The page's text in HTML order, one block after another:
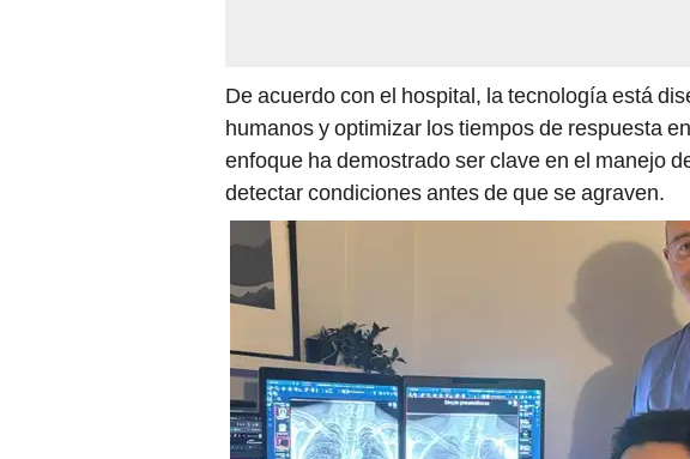
De acuerdo con el hospital, la tecnología está
humanos y optimizar los tiempos de respuesta
enfoque ha demostrado ser clave en el manejo
detectar condiciones antes de que se agraven.